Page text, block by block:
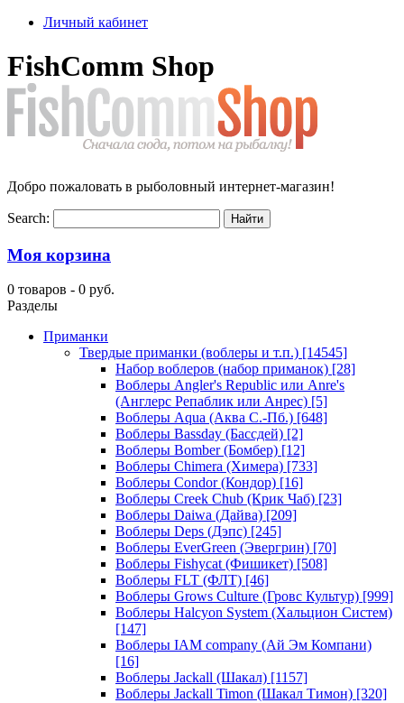
Личный кабинет
FishComm Shop
Добро пожаловать в рыболовный интернет-магазин!
Search:
Моя корзина
0 товаров - 0 руб.
Разделы
Приманки
Твердые приманки (воблеры и т.п.) [14545]
Набор воблеров (набор приманок) [28]
Воблеры Angler's Republic или Anre's
(Англерс Репаблик или Анрес) [5]
Воблеры Aqua (Аква С.-Пб.) [648]
Воблеры Bassday (Бассдей) [2]
Воблеры Bomber (Бомбер) [12]
Воблеры Chimera (Химера) [733]
Воблеры Condor (Кондор) [16]
Воблеры Creek Chub (Крик Чаб) [23]
Воблеры Daiwa (Дайва) [209]
Воблеры Deps (Дэпс) [245]
Воблеры EverGreen (Эвергрин) [70]
Воблеры Fishycat (Фишикет) [508]
Воблеры FLT (ФЛТ) [46]
Воблеры Grows Culture (Гровс Культур) [999]
Воблеры Halcyon System (Хальцион Систем)
[147]
Воблеры IAM company (Ай Эм Компани)
[16]
Воблеры Jackall (Шакал) [1157]
Воблеры Jackall Timon (Шакал Тимон) [320]